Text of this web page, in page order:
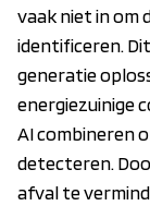
vaak niet in om
identificeren.
generatie
energiezuinige
AI combineren
detecteren.
afval te